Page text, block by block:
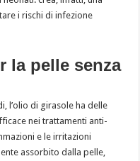
i rischi di infezione
la pelle senza
l’olio di girasole ha delle
nei trattamenti anti-
e le irritazioni
assorbito dalla pelle,